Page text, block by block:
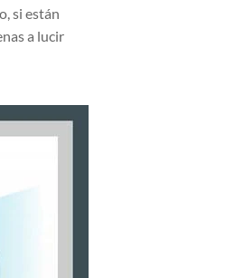
si están
a lucir